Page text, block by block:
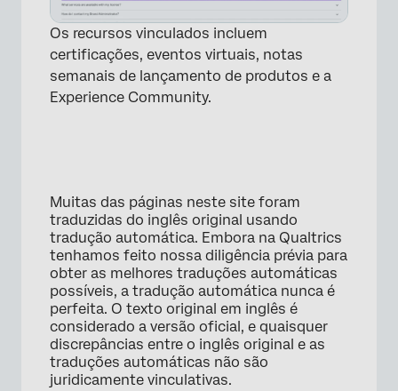
Os recursos vinculados incluem
certificações, eventos virtuais, notas
semanais de lançamento de produtos e a
Experience Community.
Muitas das páginas neste site foram
traduzidas do inglês original usando
tradução automática. Embora na Qualtrics
tenhamos feito nossa diligência prévia para
obter as melhores traduções automáticas
possíveis, a tradução automática nunca é
perfeita. O texto original em inglês é
considerado a versão oficial, e quaisquer
discrepâncias entre o inglês original e as
traduções automáticas não são
juridicamente vinculativas.